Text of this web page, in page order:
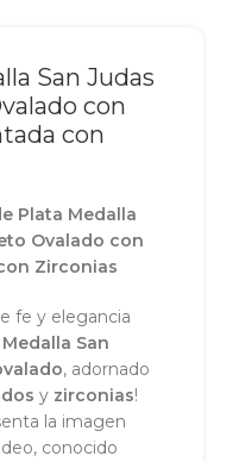
San Judas
con
con
Plata Medalla
Ovalado con
Zirconias
fe y elegancia
San
, adornado
y zirconias!
la imagen
conocido